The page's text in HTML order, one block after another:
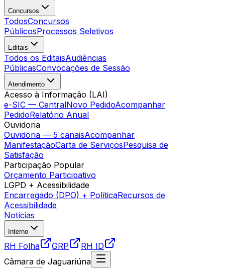
Concursos
TodosConcursos
PúblicosProcessos Seletivos
Editais
Todos os EditaisAudiências
PúblicasConvocações de Sessão
Atendimento
Acesso à Informação (LAI)
e-SIC — CentralNovo PedidoAcompanhar
PedidoRelatório Anual
Ouvidoria
Ouvidoria — 5 canaisAcompanhar
ManifestaçãoCarta de ServiçosPesquisa de
Satisfação
Participação Popular
Orçamento Participativo
LGPD + Acessibilidade
Encarregado (DPO) + PolíticaRecursos de
Acessibilidade
Notícias
Interno
RH Folha GRP
RH ID
Câmara de Jaguariúna